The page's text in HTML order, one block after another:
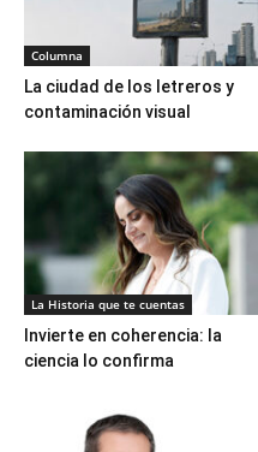
Columna
La ciudad de los letreros y
contaminación visual
La Historia que te cuentas
Invierte en coherencia: la
ciencia lo confirma